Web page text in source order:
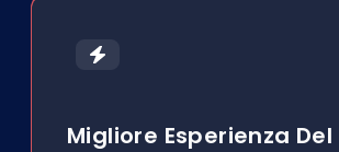
Migliore Esperienza